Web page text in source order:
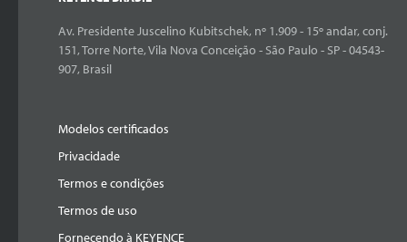
Av. Presidente Juscelino Kubitschek, nº 1.909 - 15º andar, conj.
151, Torre Norte, Vila Nova Conceição - São Paulo - SP - 04543-
907, Brasil
Modelos certificados
Privacidade
Termos e condições
Termos de uso
Fornecendo à KEYENCE